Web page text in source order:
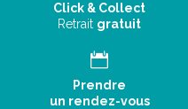
faciliter l’ utilisation et le
Facile et pratique à utiliser.
Conseils pour la
Click & Collect
Retrait gratuit
Prendre
un rendez-vous